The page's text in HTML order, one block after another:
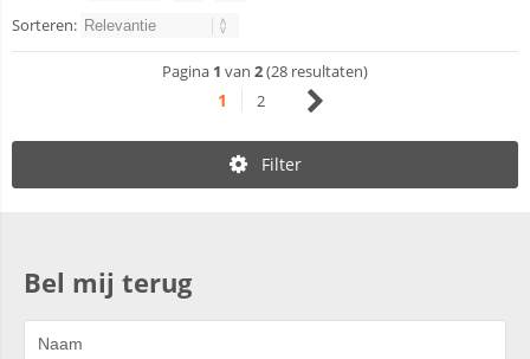
Sorteren:
Pagina 1 van 2(28 resultaten)
1 2
Filter
Bel mij terug